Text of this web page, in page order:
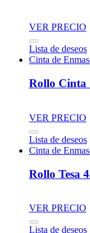
VER PRECIO
Lista de deseos
Cinta de
Rollo Cinta
VER PRECIO
Lista de deseos
Cinta de
Rollo Tesa
VER PRECIO
Lista de deseos